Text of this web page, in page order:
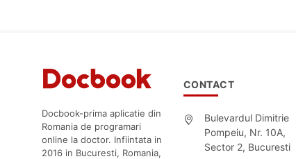
Docbook-prima aplicatie din
Romania de programari
online la doctor. Infiintata in
2016 in Bucuresti, Romania,
CONTACT
Bulevardul Dimitrie
Pompeiu, Nr. 10A,
Sector 2, Bucuresti